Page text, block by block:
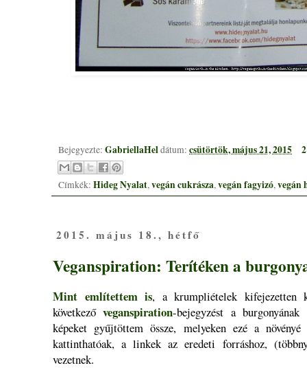
Bejegyezte: GabriellaHeldátum: csütörtök, május 21, 2015
Címkék: Hideg Nyalat,vegán cukrásza,vegán fagyizó,vegán
2015. május 18., hétfő
Veganspiration: Terítéken a
Mint említettem is, a krumpliételek kifejezetten
következőveganspiration-bejegyzést a burgonyának
képeket gyűjtöttem össze, melyeken ezé a
kattinthatóak, a linkek az eredeti forráshoz,
vezetnek.